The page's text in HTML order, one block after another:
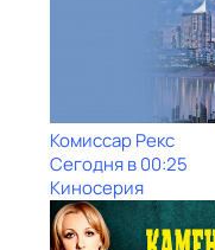
Комиссар Рекс
Сегодня в 00:25
Киносерия